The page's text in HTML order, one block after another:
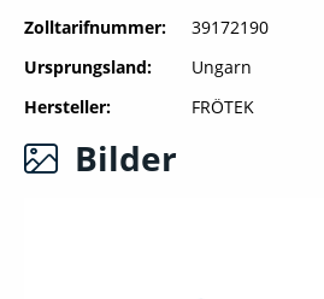
Zolltarifnummer
39172190
Ursprungsland
Ungarn
Hersteller
FRÖTEK
Bilder